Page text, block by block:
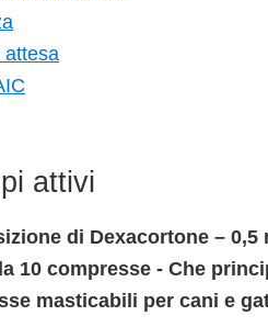
attesa
attivi
di Dexacortone –
10 compresse - Che
masticabili per cani e